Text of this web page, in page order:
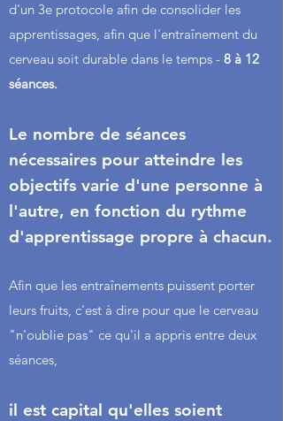
d'un 3e protocole afin de consolider les
apprentissages, afin que l'entraînement du
cerveau soit durable dans le temps - 8 à 12
séances.
Le nombre de séances
nécessaires pour atteindre les
objectifs varie d'une personne à
l'autre, en fonction du rythme
d'apprentissage propre à chacun.
Afin que les entraînements puissent porter
leurs fruits, c'est à dire pour que le cerveau
"n'oublie pas" ce qu'il a appris entre deux
séances,
il est capital qu'elles soient